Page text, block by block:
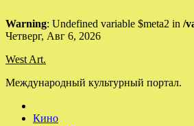
Warning: Undefined variable $meta2 in /
Skip
content
Четверг, Авг 6, 2026
West Art.
Международный культурный портал.
Кино